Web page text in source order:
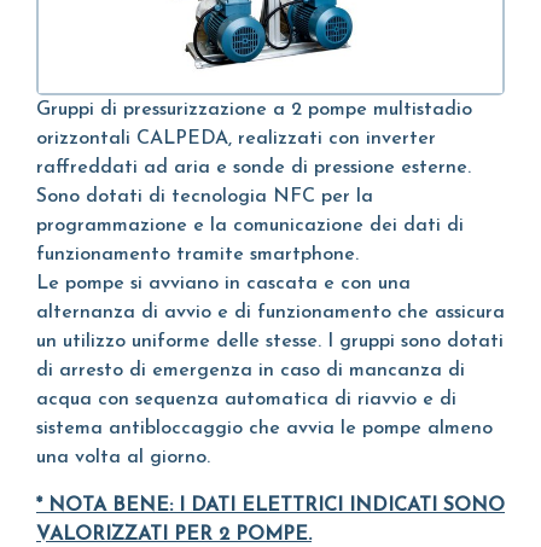
Gruppi di pressurizzazione a 2 pompe multistadio
orizzontali CALPEDA, realizzati con inverter
raffreddati ad aria e sonde di pressione esterne.
Sono dotati di tecnologia NFC per la
programmazione e la comunicazione dei dati di
funzionamento tramite smartphone.
Le pompe si avviano in cascata e con una
alternanza di avvio e di funzionamento che assicura
un utilizzo uniforme delle stesse. I gruppi sono dotati
di arresto di emergenza in caso di mancanza di
acqua con sequenza automatica di riavvio e di
sistema antibloccaggio che avvia le pompe almeno
una volta al giorno.
* NOTA BENE: I DATI ELETTRICI INDICATI SONO
VALORIZZATI PER 2 POMPE.